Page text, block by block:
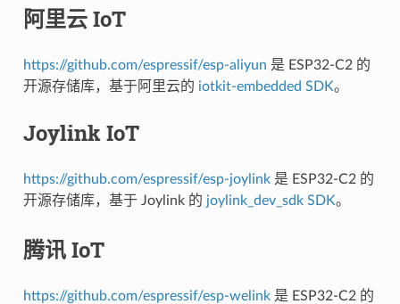
阿里云 IoT
https://github.com/espressif/esp-aliyun 是 ESP32-C2 的
开源存储库，基于阿里云的 iotkit-embedded SDK。
Joylink IoT
https://github.com/espressif/esp-joylink是 ESP32-C2 的
开源存储库，基于 Joylink 的 joylink_dev_sdk SDK。
腾讯 IoT
https://github.com/espressif/esp-welink是 ESP32-C2 的